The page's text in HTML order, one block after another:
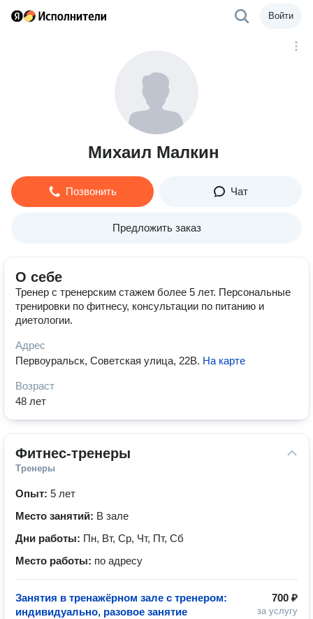
Войти
Михаил Малкин
Позвонить Чат
Предложить заказ
О себе
Тренер с тренерским стажем более 5 лет. Персональные
тренировки по фитнесу, консультации по питанию и
диетологии.
Адрес
Первоуральск, Советская улица, 22В. На карте
Возраст
48 лет
Фитнес-тренеры
Тренеры
Опыт: 5 лет
Место занятий: В зале
Дни работы: Пн, Вт, Ср, Чт, Пт, Сб
Место работы: по адресу
700 ₽
за услугу
Занятия в тренажёрном зале с тренером:
индивидуально, разовое занятие